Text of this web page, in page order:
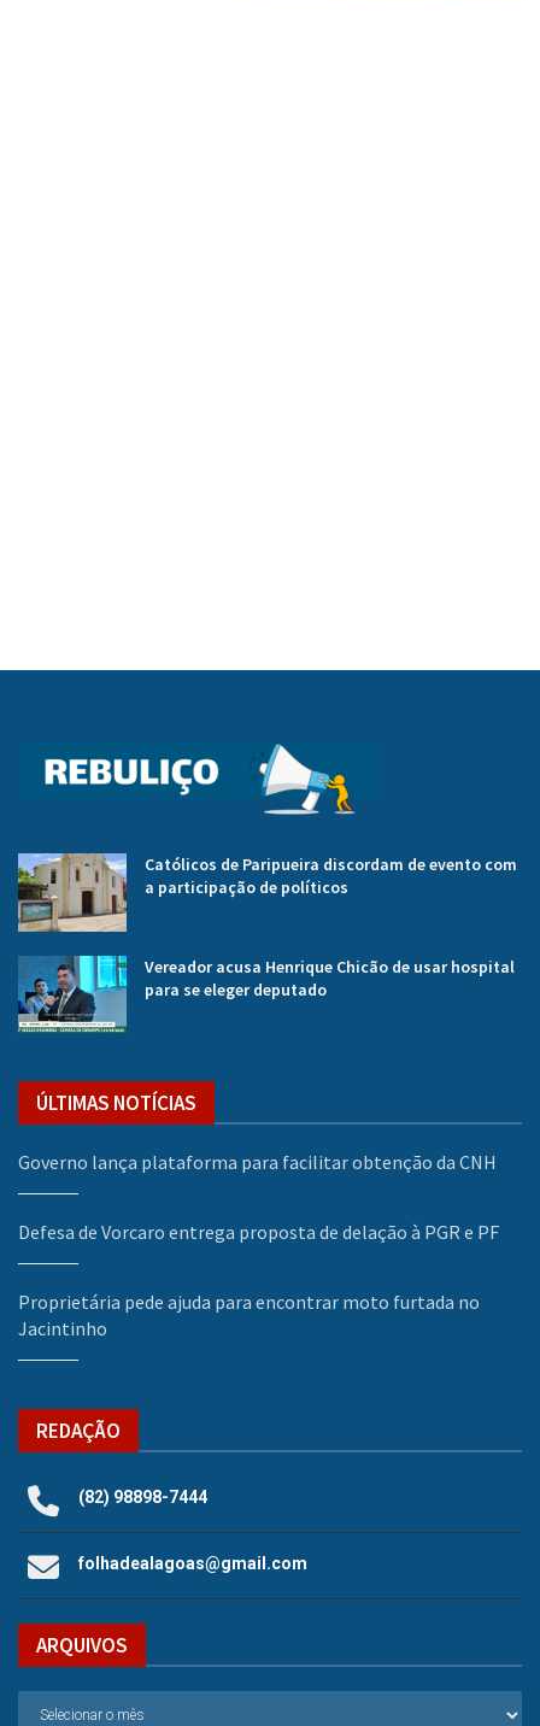
Católicos de Paripueira discordam de evento com
a participação de políticos
Vereador acusa Henrique Chicão de usar hospital
para se eleger deputado
ÚLTIMAS NOTÍCIAS
Governo lança plataforma para facilitar obtenção da CNH
Defesa de Vorcaro entrega proposta de delação à PGR e PF
Proprietária pede ajuda para encontrar moto furtada no
Jacintinho
REDAÇÃO
(82) 98898-7444
folhadealagoas@gmail.com
ARQUIVOS